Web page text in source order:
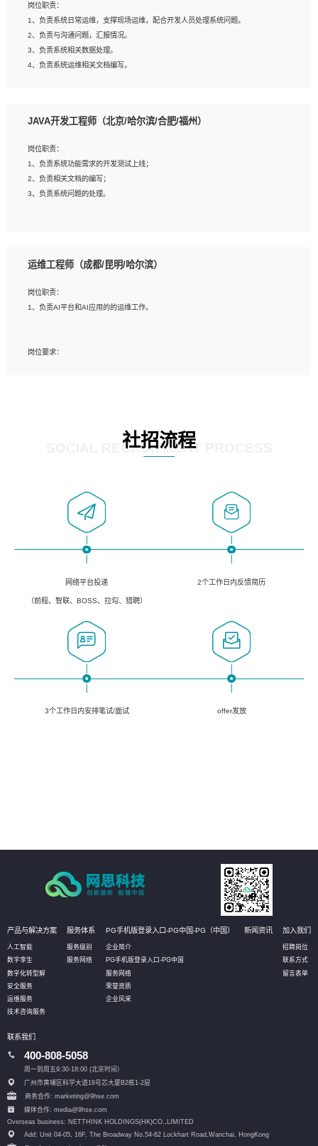
征，可独立提出完整的优化方案,并推动方案执行达成结果；熟练使用PPT、
WORD、EXCEL等办公软件；
3、深入理解公司各项AI产品和技术信息；具有较强的文档编写能力，能独立撰写
PPT、方案建议书等，面试时需携带个人制作的专业PPT文件进行展示。
岗位职责：
1、负责系统日常运维，支撑现场运维，配合开发人员处理系统问题。
2、负责与沟通问题，汇报情况。
3、负责系统相关数据处理。
4、负责系统运维相关文档编写。
岗位要求：
2、精通linux命令。
3、熟悉oracle、mysql 数据库。
4、善于沟通，具有良好的团队合作精神和协作能力。
5、必须有实际的生产环境系统维护经验。
JAVA开发工程师（北京/哈尔滨/合肥/福州）
岗位职责：
1、负责系统功能需求的开发测试上线；
2、负责相关文档的编写；
3、负责系统问题的处理。
2、熟悉linux命令；
4、熟练使用oracle、mysql进行开发；
5、熟悉流程开发如使用activiti；
运维工程师（成都/昆明/哈尔滨）
岗位职责：
1、负责AI平台和AI应用的的运维工作。
岗位要求：
4、掌握DevOps思想、方法和流程。Jenkins工具使用；
5、掌握常见中间件配置与优化，如mysql、nginx等；
社招流程
SOCIAL RECRUITMENT PROCESS
网络平台投递
（前程、智联、BOSS、拉勾、猎聘）
2个工作日内反馈简历
3个工作日内安排笔试/面试 offer发放
产品与解决方案
人工智能
数字孪生
数字化转型解
安全服务
运维服务
技术咨询服务
服务体系
服务级别
服务网络
PG手机版登录入口-PG中国-PG（中国）
企业简介
PG手机版登录入口-PG中国
服务网络
荣誉资质
企业风采
新闻资讯 加入我们
招聘岗位
联系方式
留言表单
联系我们
400-808-5058
周一到周五9:30-18:00 (北京时间）
广州市黄埔区科学大道18号芯大厦B2栋1-2层
商务合作: marketing@9hse.com
媒体合作: media@9hse.com
Overseas business: NETTHINK HOLDINGS(HK)CO.,LIMITED
Add: Unit 04-05, 16F, The Broadway No.54-62 Lockhart Road, Wanchai, HongKong